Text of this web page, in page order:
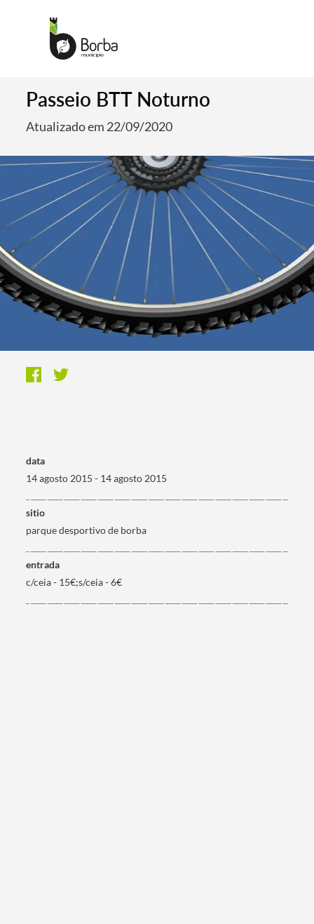
Passeio BTT Noturno
Atualizado em 22/09/2020
data
14 agosto 2015 - 14 agosto 2015
sitio
parque desportivo de borba
entrada
c/ceia - 15€;s/ceia - 6€